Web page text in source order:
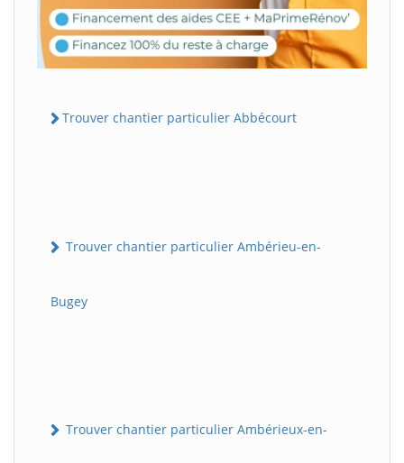
Trouver chantier particulier Abbécourt
Trouver chantier particulier Ambérieu-en-
Bugey
Trouver chantier particulier Ambérieux-en-